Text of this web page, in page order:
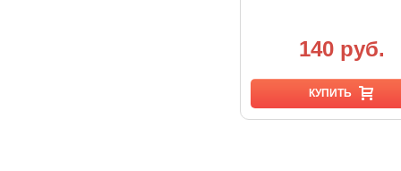
140 руб.
КУПИТЬ